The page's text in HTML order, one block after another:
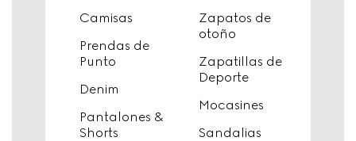
Camisas
Prendas de
Punto
Denim
Pantalones &
Shorts
Zapatos de
otoño
Zapatillas de
Deporte
Mocasines
Sandalias